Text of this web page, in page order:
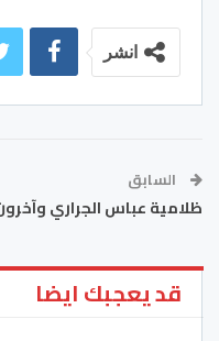
انشر
السابق
ظلامية عباس الجراري
قد يعجبك ايضا